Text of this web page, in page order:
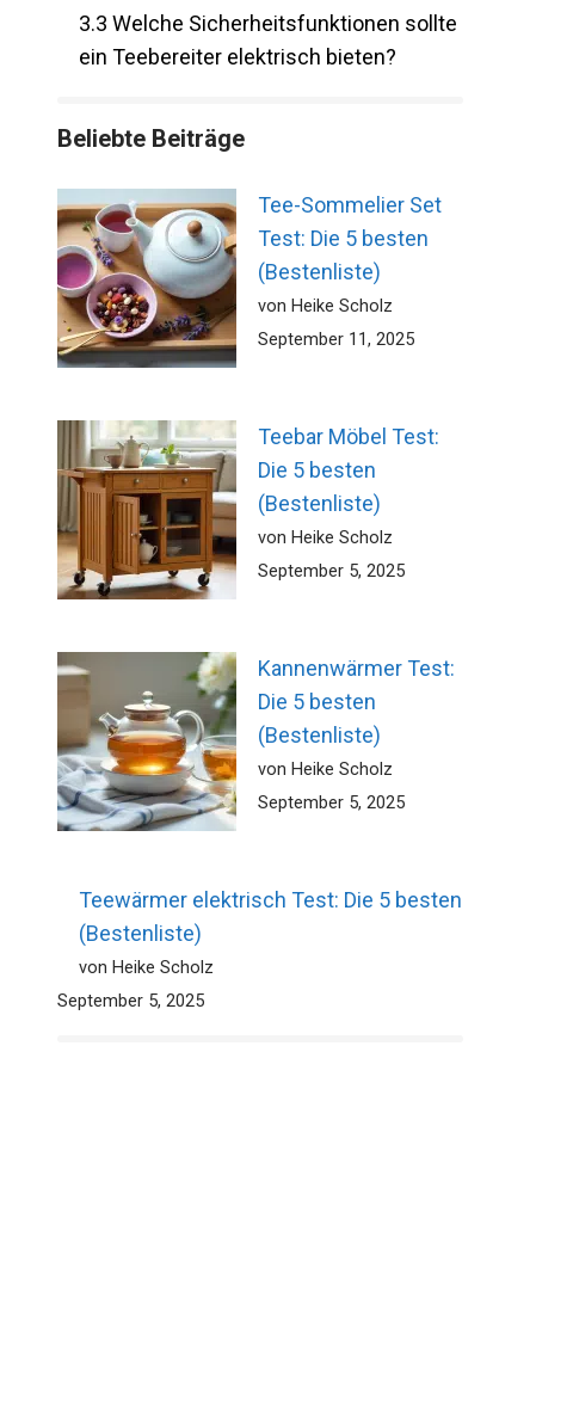
3.3 Welche Sicherheitsfunktionen sollte
ein Teebereiter elektrisch bieten?
Beliebte Beiträge
Tee-Sommelier Set
Test: Die 5 besten
(Bestenliste)
von Heike Scholz
September 11, 2025
Teebar Möbel Test:
Die 5 besten
(Bestenliste)
von Heike Scholz
September 5, 2025
Kannenwärmer Test:
Die 5 besten
(Bestenliste)
von Heike Scholz
September 5, 2025
Teewärmer elektrisch Test: Die 5 besten
(Bestenliste)
von Heike Scholz
September 5, 2025